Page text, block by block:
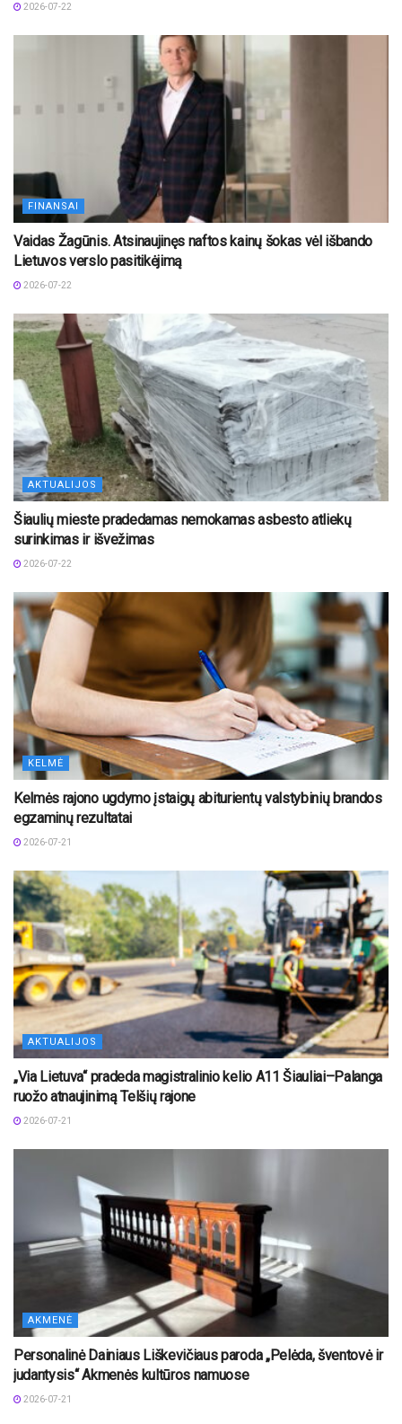
2026-07-22
FINANSAI
Vaidas Žagūnis. Atsinaujinęs naftos kainų šokas vėl išbando
Lietuvos verslo pasitikėjimą
2026-07-22
AKTUALIJOS
Šiaulių mieste pradedamas nemokamas asbesto atliekų
surinkimas ir išvežimas
2026-07-22
KELMĖ
Kelmės rajono ugdymo įstaigų abiturientų valstybinių brandos
egzaminų rezultatai
2026-07-21
AKTUALIJOS
„Via Lietuva“ pradeda magistralinio kelio A11 Šiauliai–Palanga
ruožo atnaujinimą Telšių rajone
2026-07-21
AKMENĖ
Personalinė Dainiaus Liškevičiaus paroda „Pelėda, šventovė ir
judantysis“ Akmenės kultūros namuose
2026-07-21